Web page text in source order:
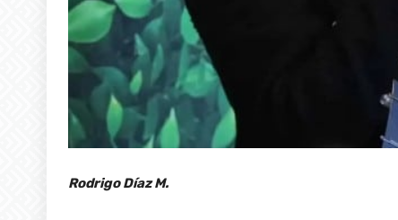
Rodrigo Díaz M.